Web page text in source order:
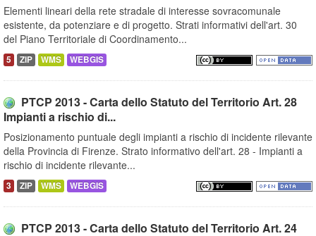
Elementi lineari della rete stradale di interesse sovracomunale
esistente, da potenziare e di progetto. Strati informativi dell'art. 30
del Piano Territoriale di Coordinamento...
5 ZIP WMS WEBGIS
PTCP 2013 - Carta dello Statuto del Territorio Art. 28
Impianti a rischio di...
Posizionamento puntuale degli impianti a rischio di incidente rilevante
della Provincia di Firenze. Strato informativo dell'art. 28 - Impianti a
rischio di incidente rilevante...
3 ZIP WMS WEBGIS
PTCP 2013 - Carta dello Statuto del Territorio Art. 24